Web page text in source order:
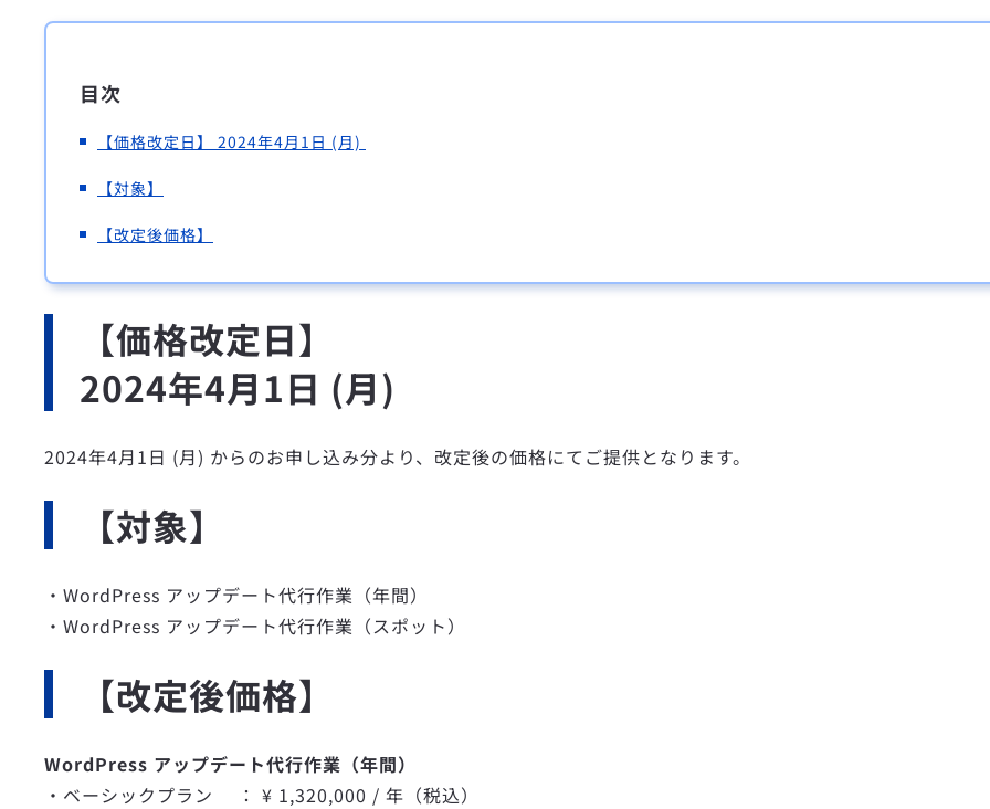
目次
【価格改定日】 2024年4月1日 (月)
【対象】
【改定後価格】
【価格改定日】
2024年4月1日 (月)
2024年4月1日 (月) からのお申し込み分より、改定後の価格にてご提供となります。
【対象】
・WordPress アップデート代行作業（年間）
・WordPress アップデート代行作業（スポット）
【改定後価格】
WordPress アップデート代行作業（年間）
・ベーシックプラン ： ¥ 1,320,000 / 年（税込）